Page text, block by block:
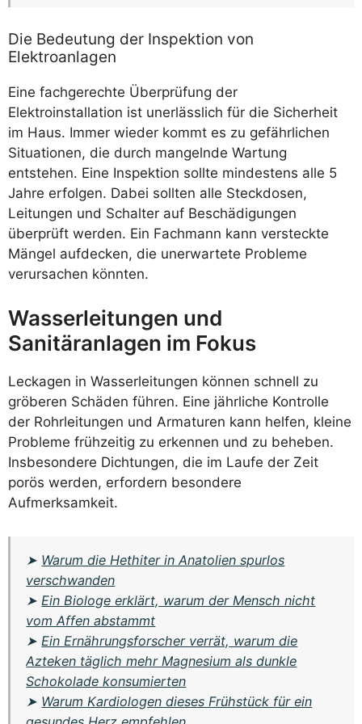
Die Bedeutung der Inspektion von
Elektroanlagen
Eine fachgerechte Überprüfung der
Elektroinstallation ist unerlässlich für die Sicherheit
im Haus. Immer wieder kommt es zu gefährlichen
Situationen, die durch mangelnde Wartung
entstehen. Eine Inspektion sollte mindestens alle 5
Jahre erfolgen. Dabei sollten alle Steckdosen,
Leitungen und Schalter auf Beschädigungen
überprüft werden. Ein Fachmann kann versteckte
Mängel aufdecken, die unerwartete Probleme
verursachen könnten.
Wasserleitungen und
Sanitäranlagen im Fokus
Leckagen in Wasserleitungen können schnell zu
gröberen Schäden führen. Eine jährliche Kontrolle
der Rohrleitungen und Armaturen kann helfen, kleine
Probleme frühzeitig zu erkennen und zu beheben.
Insbesondere Dichtungen, die im Laufe der Zeit
porös werden, erfordern besondere
Aufmerksamkeit.
➤ Warum die Hethiter in Anatolien spurlos
verschwanden
➤Ein Biologe erklärt, warum der Mensch nicht
vom Affen abstammt
➤Ein Ernährungsforscher verrät, warum die
Azteken täglich mehr Magnesium als dunkle
Schokolade konsumierten
➤ Warum Kardiologen dieses Frühstück für ein